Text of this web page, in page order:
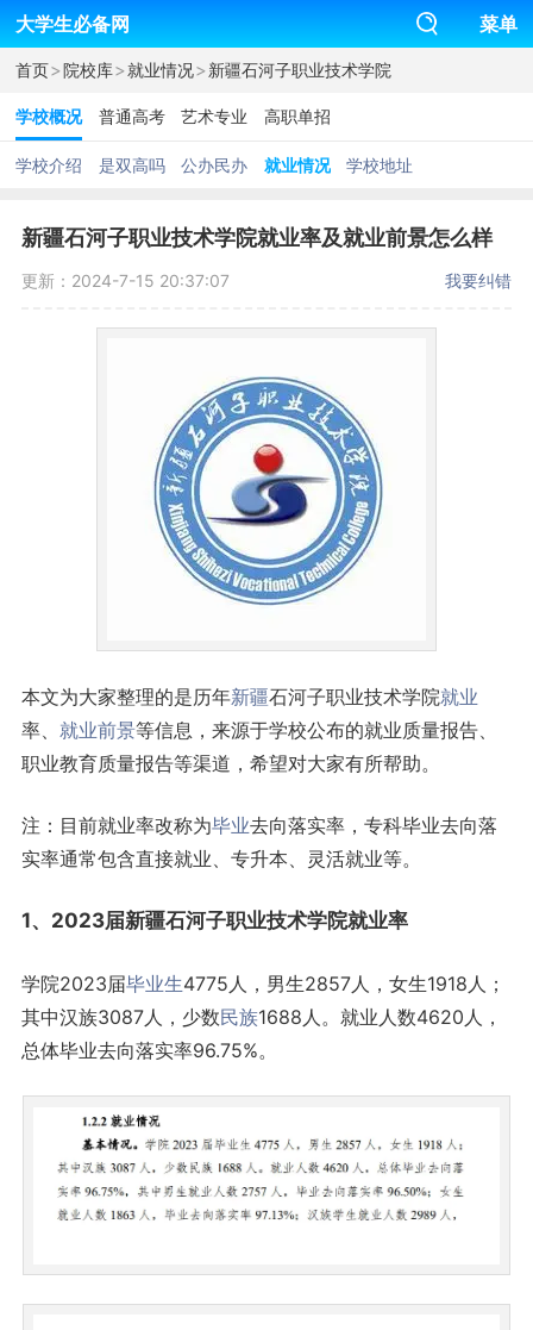
大学生必备网 菜单
首页>院校库>就业情况>新疆石河子职业技术学院
学校概况 普通高考 艺术专业 高职单招
学校介绍 是双高吗 公办民办 就业情况 学校地址
新疆石河子职业技术学院就业率及就业前景怎么样
更新：2024-7-15 20:37:07 我要纠错
本文为大家整理的是历年新疆石河子职业技术学院就业
率、 就业前景等信息，来源于学校公布的就业质量报告、
职业教育质量报告等渠道，希望对大家有所帮助。
注：目前就业率改称为毕业去向落实率，专科毕业去向落
实率通常包含直接就业、专升本、灵活就业等。
1、2023届新疆石河子职业技术学院就业率
学院2023届毕业生4775人，男生2857人，女生1918人；
其中汉族3087人，少数民族1688人。就业人数4620人，
总体毕业去向落实率96.75%。